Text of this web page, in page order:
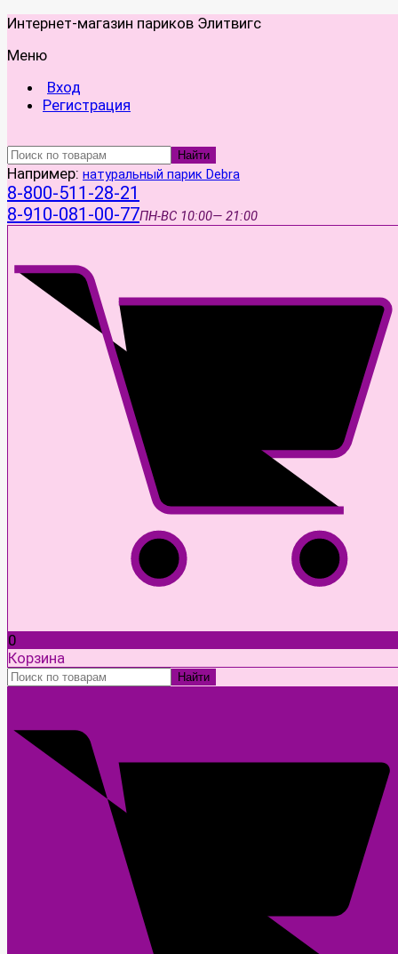
Интернет-магазин париков Элитвигс
Меню
Вход
Регистрация
Найти
Например: натуральный парик Debra
8-800-511-28-21
8-910-081-00-77ПН-ВС 10:00— 21:00
0
Корзина
Найти